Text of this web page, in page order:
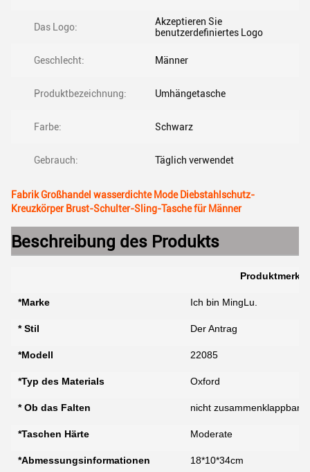
Das Logo:
Akzeptieren Sie
benutzerdefiniertes Logo
Geschlecht: Männer
Produktbezeichnung: Umhängetasche
Farbe: Schwarz
Gebrauch: Täglich verwendet
Fabrik Großhandel wasserdichte Mode Diebstahlschutz-
Kreuzkörper Brust-Schulter-Sling-Tasche für Männer
Beschreibung des Produkts
*Marke Ich bin MingLu.
* Stil Der Antrag
*Modell 22085
*Typ des Materials Oxford
* Ob das Falten nicht zusammenklappbar
*Taschen Härte Moderate
*Abmessungsinformationen 18*10*34cm